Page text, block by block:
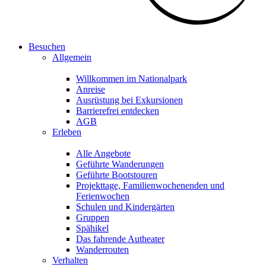
Besuchen
Allgemein
Willkommen im Nationalpark
Anreise
Ausrüstung bei Exkursionen
Barrierefrei entdecken
AGB
Erleben
Alle Angebote
Geführte Wanderungen
Geführte Bootstouren
Projekttage, Familienwochenenden und
Ferienwochen
Schulen und Kindergärten
Gruppen
Spähikel
Das fahrende Autheater
Wanderrouten
Verhalten